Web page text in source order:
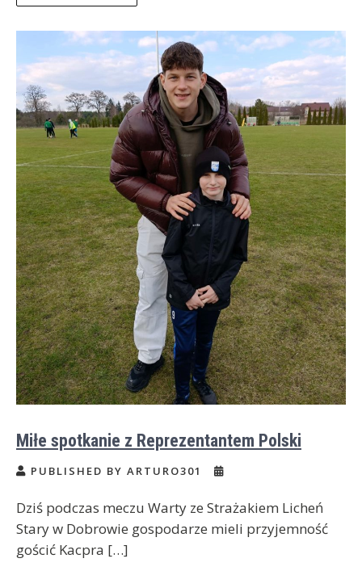
Miłe spotkanie z Reprezentantem Polski
PUBLISHED BY ARTURO301
Dziś podczas meczu Warty ze Strażakiem Licheń
Stary w Dobrowie gospodarze mieli przyjemność
gościć Kacpra […]